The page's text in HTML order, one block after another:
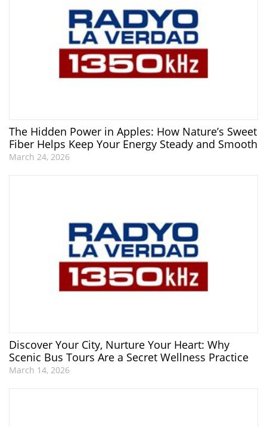
The Hidden Power in Apples: How Nature’s Sweet
Fiber Helps Keep Your Energy Steady and Smooth
March 24, 2026
Discover Your City, Nurture Your Heart: Why
Scenic Bus Tours Are a Secret Wellness Practice
March 14, 2026